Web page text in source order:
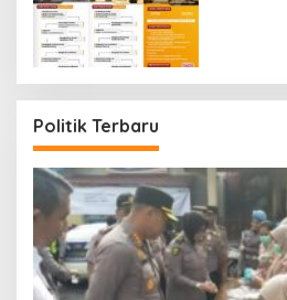
Politik Terbaru